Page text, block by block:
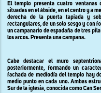
El templo presenta cuatro
situadas en el ábside, en el centro y a
derecha de la puerta tapiada y
rectangulares, de un solo sesgo y con
un campanario de espadaña de tres
los arcos. Presenta una campana.
Cabe destacar el muro
posteriormente, formando un
fachada de mediodía del templo hay
medio punto en cada uno. Ambas
Sur de la iglesia, conocida como Can